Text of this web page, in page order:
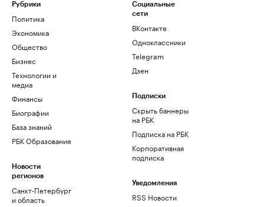
Рубрики
Политика
Экономика
Общество
Бизнес
Технологии и
медиа
Финансы
Биографии
База знаний
РБК Образование
Новости
регионов
Санкт-Петербург
и область
Социальные
сети
ВКонтакте
Одноклассники
Telegram
Дзен
Подписки
Скрыть баннеры
на РБК
Подписка на РБК
Корпоративная
подписка
Уведомления
RSS Новости